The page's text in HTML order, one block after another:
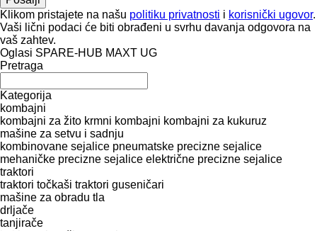
Klikom pristajete na našu politiku privatnosti i korisnički ugovor.
Vaši lični podaci će biti obrađeni u svrhu davanja odgovora na
vaš zahtev.
Oglasi SPARE-HUB MAXT UG
Pretraga
Kategorija
kombajni
kombajni za žito krmni kombajni kombajni za kukuruz
mašinе za setvu i sadnju
kombinovane sejalice pneumatske precizne sejalice
mehaničke precizne sejalice električne precizne sejalice
traktori
traktori točkaši traktori guseničari
mašine za obradu tla
drljače
tanjirače